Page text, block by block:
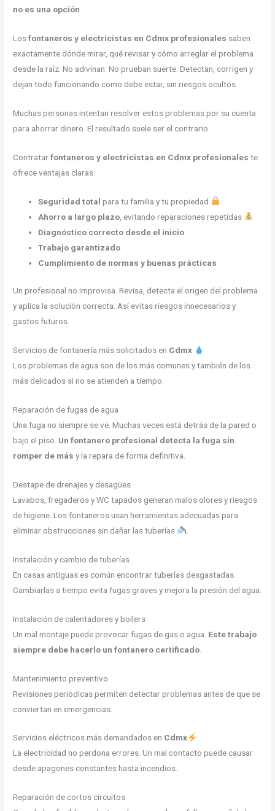
no es una opción.
Losfontaneros y electricistas en Cdmx profesionales saben
exactamente dónde mirar, qué revisar y cómo arreglar el problema
desde la raíz. No adivinan. No prueban suerte. Detectan, corrigen y
dejan todo funcionando como debe estar, sin riesgos ocultos.
Muchas personas intentan resolver estos problemas por su cuenta
para ahorrar dinero. El resultado suele ser el contrario.
Contratarfontaneros y electricistas en Cdmx profesionales te
ofrece ventajas claras:
Seguridad total para tu familia y tu propiedad
Ahorro a largo plazo , evitando reparaciones repetidas
Diagnóstico correcto desde el inicio
Trabajo garantizado
Cumplimiento de normas y buenas prácticas
Un profesional no improvisa. Revisa, detecta el origen del problema
y aplica la solución correcta. Así evitas riesgos innecesarios y
gastos futuros.
Servicios de fontanería más solicitados en Cdmx
Los problemas de agua son de los más comunes y también de los
más delicados si no se atienden a tiempo.
Reparación de fugas de agua
Una fuga no siempre se ve. Muchas veces está detrás de la pared o
bajo el piso. Un fontanero profesional detecta la fuga sin
romper de más y la repara de forma definitiva.
Destape de drenajes y desagües
Lavabos, fregaderos y WC tapados generan malos olores y riesgos
de higiene. Los fontaneros usan herramientas adecuadas para
eliminar obstrucciones sin dañar las tuberías
Instalación y cambio de tuberías
En casas antiguas es común encontrar tuberías desgastadas.
Cambiarlas a tiempo evita fugas graves y mejora la presión del agua.
Instalación de calentadores y boilers
Un mal montaje puede provocar fugas de gas o agua. Este trabajo
siempre debe hacerlo un fontanero certificado
Mantenimiento preventivo
Revisiones periódicas permiten detectar problemas antes de que se
conviertan en emergencias.
Servicios eléctricos más demandados en Cdmx
La electricidad no perdona errores. Un mal contacto puede causar
desde apagones constantes hasta incendios.
Reparación de cortos circuitos